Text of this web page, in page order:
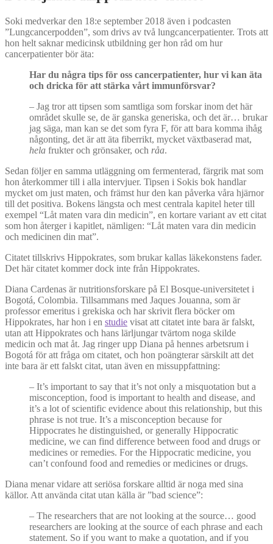
Soki medverkar den 18:e september 2018 även i podcasten
”Lungcancerpodden”, som drivs av två lungcancerpatienter. Trots att
hon helt saknar medicinsk utbildning ger hon råd om hur
cancerpatienter bör äta:
Har du några tips för oss cancerpatienter, hur vi kan äta
och dricka för att stärka vårt immunförsvar?
– Jag tror att tipsen som samtliga som forskar inom det här
området skulle se, de är ganska generiska, och det är… brukar
jag säga, man kan se det som fyra F, för att bara komma ihåg
någonting, det är att äta fiberrikt, mycket växtbaserad mat,
hela frukter och grönsaker, och råa.
Sedan följer en samma utläggning om fermenterad, färgrik mat som
hon återkommer till i alla intervjuer. Tipsen i Sokis bok handlar
mycket om just maten, och främst hur den kan påverka våra hjärnor
till det positiva. Bokens längsta och mest centrala kapitel heter till
exempel “Låt maten vara din medicin”, en kortare variant av ett citat
som hon återger i kapitlet, nämligen: “Låt maten vara din medicin
och medicinen din mat”.
Citatet tillskrivs Hippokrates, som brukar kallas läkekonstens fader.
Det här citatet kommer dock inte från Hippokrates.
Diana Cardenas är nutritionsforskare på El Bosque-universitetet i
Bogotá, Colombia. Tillsammans med Jaques Jouanna, som är
professor emeritus i grekiska och har skrivit flera böcker om
Hippokrates, har hon i en studie visat att citatet inte bara är falskt,
utan att Hippokrates och hans lärljungar tvärtom noga skilde
medicin och mat åt. Jag ringer upp Diana på hennes arbetsrum i
Bogotá för att fråga om citatet, och hon poängterar särskilt att det
inte bara är ett falskt citat, utan även en missuppfattning:
– It’s important to say that it’s not only a misquotation but a
misconception, food is important to health and disease, and
it’s a lot of scientific evidence about this relationship, but this
phrase is not true. It’s a misconception because for
Hippocrates he distinguished, or generally Hippocratic
medicine, we can find difference between food and drugs or
medicines or remedies. For the Hippocratic medicine, you
can’t confound food and remedies or medicines or drugs.
Diana menar vidare att seriösa forskare alltid är noga med sina
källor. Att använda citat utan källa är ”bad science”:
– The researchers that are not looking at the source… good
researchers are looking at the source of each phrase and each
statement. So if you want to make a quotation, and if you